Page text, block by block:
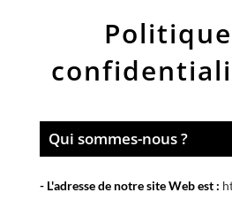
Qui sommes-nous ?
- L'adresse de notre site Web est :